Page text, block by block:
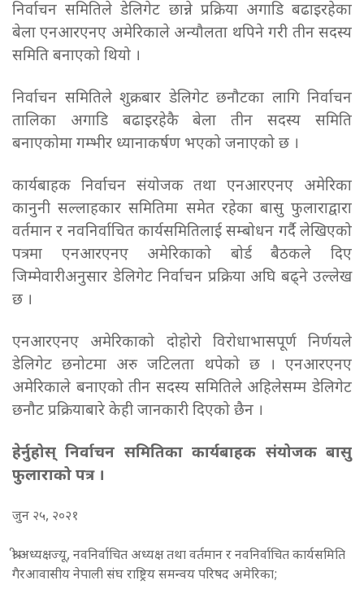
निर्वाचन समितिले डेलिगेट छान्ने प्रक्रिया अगाडि बढाइरहेका
बेला एनआरएनए अमेरिकाले अन्यौलता थपिने गरी तीन सदस्य
समिति बनाएको थियो ।
निर्वाचन समितिले शुक्रबार डेलिगेट छनौटका लागि निर्वाचन
तालिका अगाडि बढाइरहेकै बेला तीन सदस्य समिति
बनाएकोमा गम्भीर ध्यानाकर्षण भएको जनाएको छ ।
कार्यबाहक निर्वाचन संयोजक तथा एनआरएनए अमेरिका
कानुनी सल्लाहकार समितिमा समेत रहेका बासु फुलाराद्वारा
वर्तमान र नवनिर्वाचित कार्यसमितिलाई सम्बोधन गर्दै लेखिएको
पत्रमा एनआरएनए अमेरिकाको बोर्ड बैठकले दिए
जिम्मेवारीअनुसार डेलिगेट निर्वाचन प्रक्रिया अघि बढ्ने उल्लेख
छ ।
एनआरएनए अमेरिकाको दोहोरो विरोधाभासपूर्ण निर्णयले
डेलिगेट छनोटमा अरु जटिलता थपेको छ । एनआरएनए
अमेरिकाले बनाएको तीन सदस्य समितिले अहिलेसम्म डेलिगेट
छनौट प्रक्रियाबारे केही जानकारी दिएको छैन ।
हेर्नुहोस् निर्वाचन समितिका कार्यबाहक संयोजक बासु
फुलाराको पत्र ।
जुन २५, २०२१
श्री अध्यक्षज्यू, नवनिर्वाचित अध्यक्ष तथा वर्तमान र नवनिर्वाचित कार्यसमिति
गैरआवासीय नेपाली संघ राष्ट्रिय समन्वय परिषद अमेरिका;